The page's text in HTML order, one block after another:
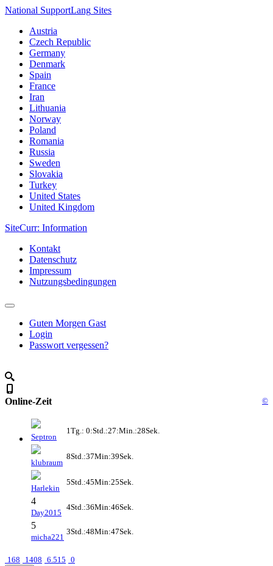
National SupportLang Sites
Austria
Czech Republic
Germany
Denmark
Spain
France
Iran
Lithuania
Norway
Poland
Romania
Russia
Sweden
Slovakia
Turkey
United States
United Kingdom
SiteCurr: Information
Kontakt
Datenschutz
Impressum
Nutzungsbedingungen
Guten Morgen Gast
Login
Passwort vergessen?
Online-Zeit ©
Septron
1Tg.: 0:Std.:27:Min.:28Sek.
klubraum
8Std.:37Min:39Sek.
Harlekin
5Std.:45Min:25Sek.
4
Day2015
4Std.:36Min:46Sek.
5
micha221
3Std.:48Min:47Sek.
168 1408 6.515 0